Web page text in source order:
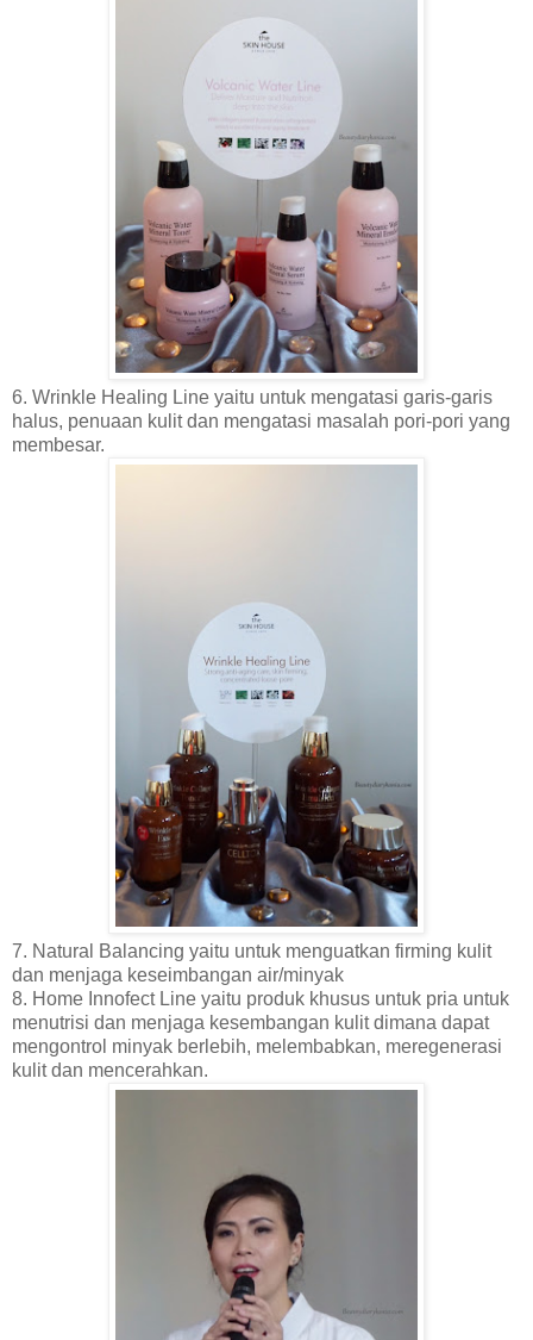
6. Wrinkle Healing Line yaitu untuk mengatasi garis-garis
halus, penuaan kulit dan mengatasi masalah pori-pori yang
membesar.
7. Natural Balancing yaitu untuk menguatkan firming kulit
dan menjaga keseimbangan air/minyak
8. Home Innofect Line yaitu produk khusus untuk pria untuk
menutrisi dan menjaga kesembangan kulit dimana dapat
mengontrol minyak berlebih, melembabkan, meregenerasi
kulit dan mencerahkan.